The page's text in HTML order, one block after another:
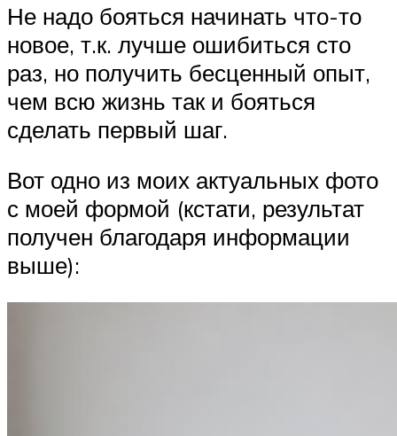
Не надо бояться начинать что-то
новое, т.к. лучше ошибиться сто
раз, но получить бесценный опыт,
чем всю жизнь так и бояться
сделать первый шаг.
Вот одно из моих актуальных фото
с моей формой (кстати, результат
получен благодаря информации
выше):